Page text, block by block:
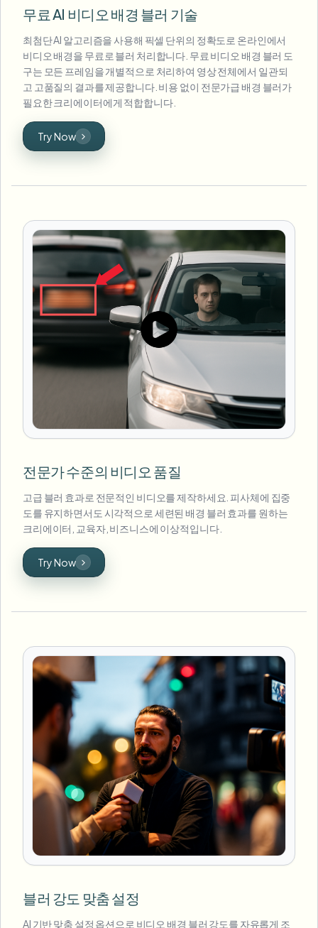
무료 AI 비디오 배경 블러 기술
최첨단 AI 알고리즘을 사용해 픽셀 단위의 정확도로 온라인에서
비디오 배경을 무료로 블러 처리합니다. 무료 비디오 배경 블러 도
구는 모든 프레임을 개별적으로 처리하여 영상 전체에서 일관되
고 고품질의 결과를 제공합니다. 비용 없이 전문가급 배경 블러가
필요한 크리에이터에게 적합합니다.
Try Now
전문가 수준의 비디오 품질
고급 블러 효과로 전문적인 비디오를 제작하세요. 피사체에 집중
도를 유지하면서도 시각적으로 세련된 배경 블러 효과를 원하는
크리에이터, 교육자, 비즈니스에 이상적입니다.
Try Now
블러 강도 맞춤 설정
AI 기반 맞춤 설정 옵션으로 비디오 배경 블러 강도를 자유롭게 조